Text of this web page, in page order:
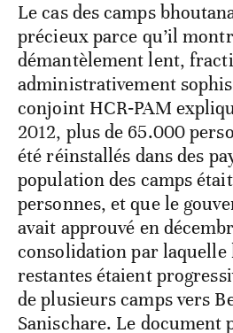
Le cas des camps
précieux parce qu’il
démantèlement lent,
administrativement
conjoint HCR‑PAM
2012, plus de 65.000
été réinstallés dans des
population des camps
personnes, et que le
avait approuvé en
consolidation par laquelle
restantes étaient
de plusieurs camps vers
Sanischare. Le document